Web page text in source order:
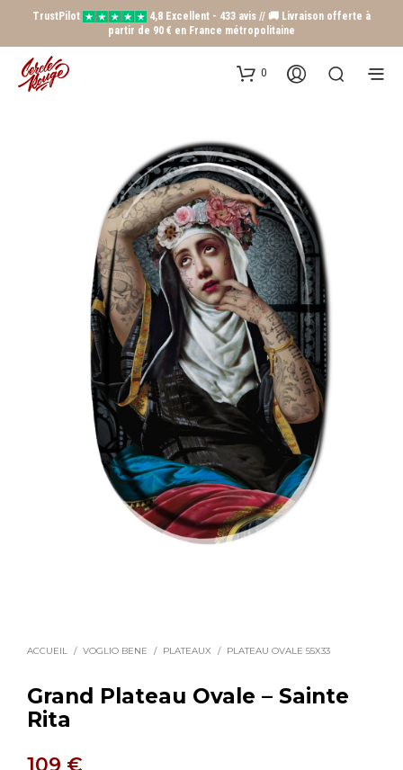
TrustPilot
4,8 Excellent - 433 avis // 🚚 Livraison offerte à
partir de 90 € en France métropolitaine
0
ACCUEIL / VOGLIO BENE / PLATEAUX / PLATEAU OVALE 55X33
Grand Plateau Ovale – Sainte
Rita
109 €